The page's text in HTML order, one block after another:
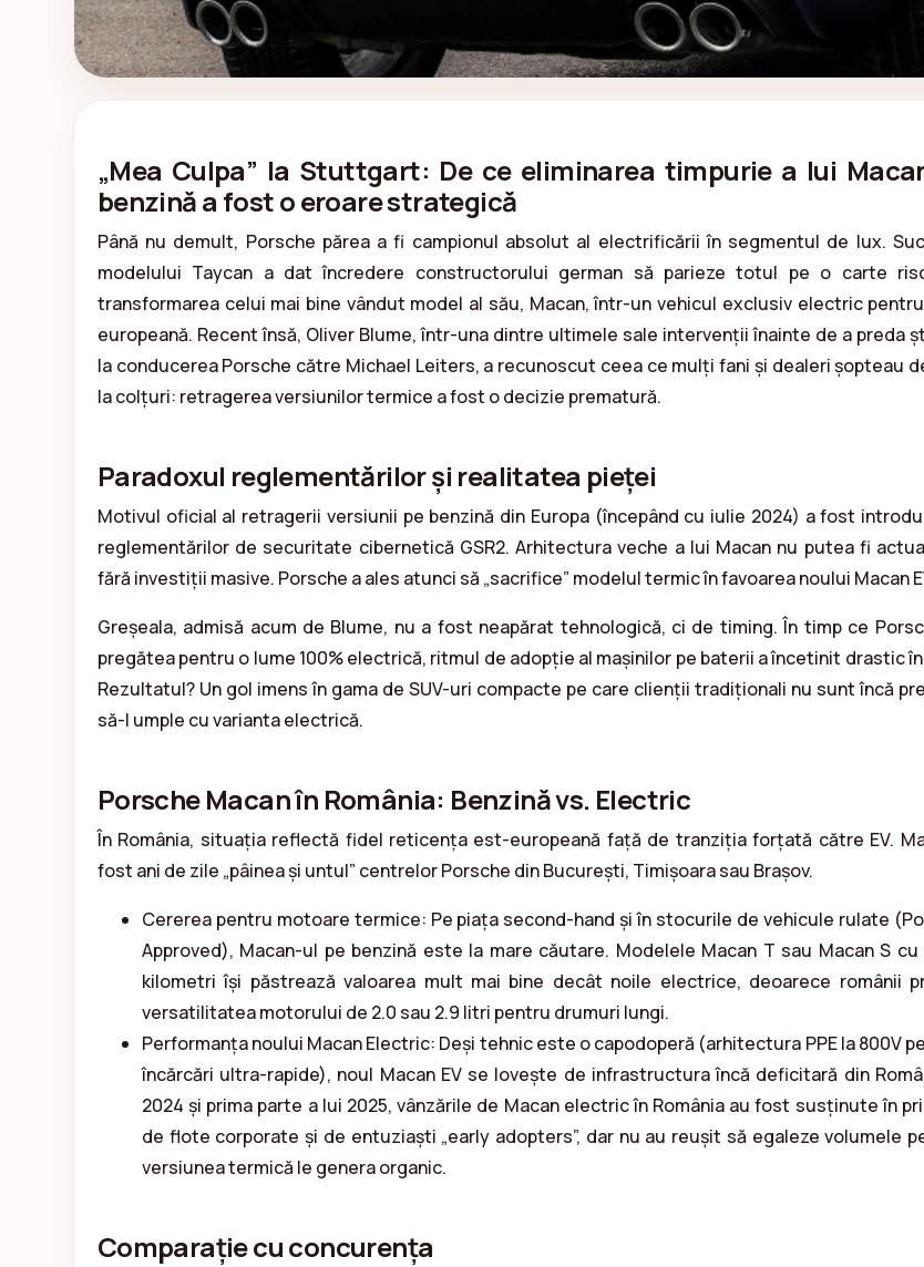
„Mea Culpa” la Stuttgart: De ce eliminarea timpurie a lui
benzină a fost o eroare strategică
Până nu demult, Porsche părea a fi campionul absolut al electrificării în segmentul de lux.
modelului Taycan a dat încredere constructorului german să parieze totul pe o carte
transformarea celui mai bine vândut model al său, Macan, într-un vehicul exclusiv electric
europeană. Recent însă, Oliver Blume, într-una dintre ultimele sale intervenții înainte de a preda
la conducerea Porsche către Michael Leiters, a recunoscut ceea ce mulți fani și dealeri șopteau
la colțuri: retragerea versiunilor termice a fost o decizie prematură.
Paradoxul reglementărilor și realitatea pieței
Motivul oficial al retragerii versiunii pe benzină din Europa (începând cu iulie 2024) a fost
reglementărilor de securitate cibernetică GSR2. Arhitectura veche a lui Macan nu putea fi
fără investiții masive. Porsche a ales atunci să „sacrifice” modelul termic în favoarea noului Macan
Greșeala, admisă acum de Blume, nu a fost neapărat tehnologică, ci de timing. În timp ce
pregătea pentru o lume 100% electrică, ritmul de adopție al mașinilor pe baterii a încetinit drastic în
Rezultatul? Un gol imens în gama de SUV-uri compacte pe care clienții tradiționali nu sunt încă
să-l umple cu varianta electrică.
Porsche Macan în România: Benzină vs. Electric
În România, situația reflectă fidel reticența est-europeană față de tranziția forțată către EV.
fost ani de zile „pâinea și untul” centrelor Porsche din București, Timișoara sau Brașov.
Cererea pentru motoare termice: Pe piața second-hand și în stocurile de vehicule rulate
Approved), Macan-ul pe benzină este la mare căutare. Modelele Macan T sau Macan S cu
kilometri își păstrează valoarea mult mai bine decât noile electrice, deoarece românii
versatilitatea motorului de 2.0 sau 2.9 litri pentru drumuri lungi.
Performanța noului Macan Electric: Deși tehnic este o capodoperă (arhitectura PPE la 800V
încărcări ultra-rapide), noul Macan EV se lovește de infrastructura încă deficitară din
2024 și prima parte a lui 2025, vânzările de Macan electric în România au fost susținute în
de flote corporate și de entuziaști „early adopters”, dar nu au reușit să egaleze volumele
versiunea termică le genera organic.
Comparație cu concurența